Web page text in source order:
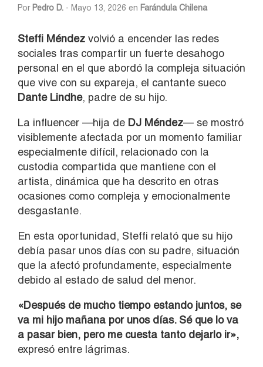
Por Pedro D. - Mayo 13, 2026 en Farándula Chilena
Steffi Méndez volvió a encender las redes
sociales tras compartir un fuerte desahogo
personal en el que abordó la compleja situación
que vive con su expareja, el cantante sueco
Dante Lindhe, padre de su hijo.
La influencer —hija de DJ Méndez— se mostró
visiblemente afectada por un momento familiar
especialmente difícil, relacionado con la
custodia compartida que mantiene con el
artista, dinámica que ha descrito en otras
ocasiones como compleja y emocionalmente
desgastante.
En esta oportunidad, Steffi relató que su hijo
debía pasar unos días con su padre, situación
que la afectó profundamente, especialmente
debido al estado de salud del menor.
«Después de mucho tiempo estando juntos, se
va mi hijo mañana por unos días. Sé que lo va
a pasar bien, pero me cuesta tanto dejarlo ir»,
expresó entre lágrimas.